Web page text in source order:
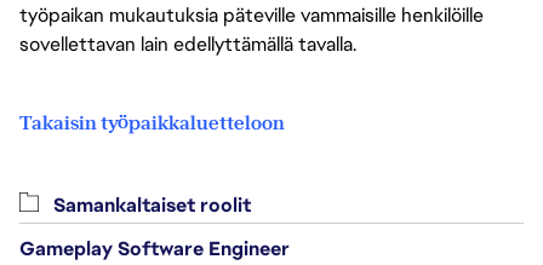
työpaikan mukautuksia päteville vammaisille henkilöille
sovellettavan lain edellyttämällä tavalla.
Takaisin työpaikkaluetteloon
Samankaltaiset roolit
Gameplay Software Engineer